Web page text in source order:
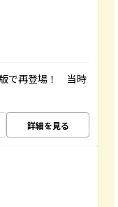
版で再登場！ 当時
詳細を見る